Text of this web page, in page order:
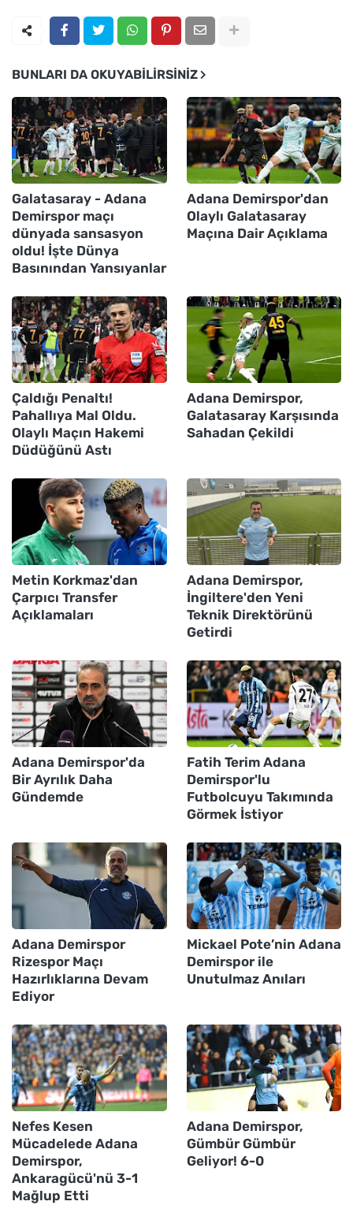
BUNLARI DA OKUYABILIRSINIZ
Galatasaray - Adana
Demirspor maçı
dünyada sansasyon
oldu! İşte Dünya
Basınından Yansıyanlar
Adana Demirspor'dan
Olaylı Galatasaray
Maçına Dair Açıklama
Çaldığı Penaltı!
Pahallıya Mal Oldu.
Olaylı Maçın Hakemi
Düdüğünü Astı
Adana Demirspor,
Galatasaray Karşısında
Sahadan Çekildi
Metin Korkmaz'dan
Çarpıcı Transfer
Açıklamaları
Adana Demirspor,
İngiltere'den Yeni
Teknik Direktörünü
Getirdi
Adana Demirspor'da
Bir Ayrılık Daha
Gündemde
Fatih Terim Adana
Demirspor'lu
Futbolcuyu Takımında
Görmek İstiyor
Adana Demirspor
Rizespor Maçı
Hazırlıklarına Devam
Ediyor
Mickael Pote’nin Adana
Demirspor ile
Unutulmaz Anıları
Nefes Kesen
Mücadelede Adana
Demirspor,
Ankaragücü'nü 3-1
Mağlup Etti
Adana Demirspor,
Gümbür Gümbür
Geliyor! 6-0